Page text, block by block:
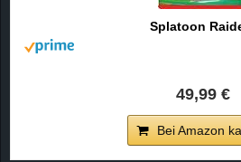
Splatoon
49,99 €
Bei Amazon